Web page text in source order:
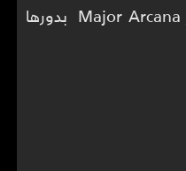
وتنقسم اوراق السر الأصغر Major Arcana بدورها